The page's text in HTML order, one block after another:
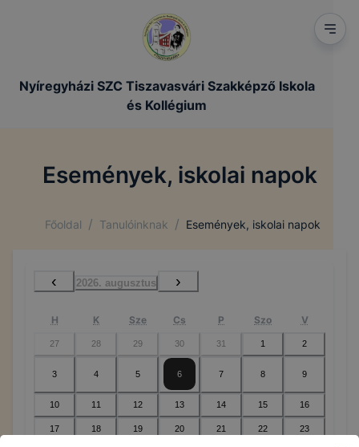
Nyíregyházi SZC Tiszavasvári Szakképző Iskola
és Kollégium
Események, iskolai napok
Főoldal / Tanulóinknak / Események, iskolai napok
‹ 2026. augusztus ›
H K Sze Cs P Szo V
27 28 29 30 31 1 2
3 4 5 6 7 8 9
10 11 12 13 14 15 16
17 18 19 20 21 22 23